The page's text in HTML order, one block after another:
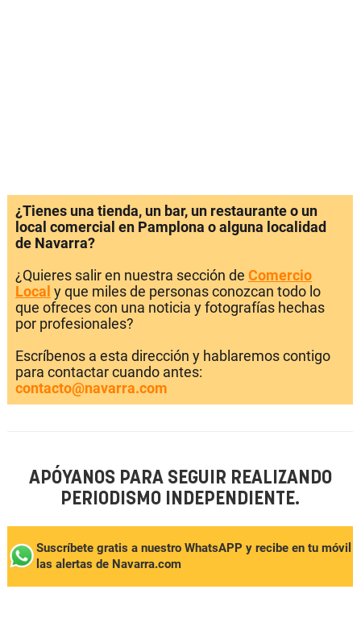
¿Tienes una tienda, un bar, un restaurante o un
local comercial en Pamplona o alguna localidad
de Navarra?
¿Quieres salir en nuestra sección de Comercio
Local y que miles de personas conozcan todo lo
que ofreces con una noticia y fotografías hechas
por profesionales?
Escríbenos a esta dirección y hablaremos contigo
para contactar cuando antes:
contacto@navarra.com
APÓYANOS PARA SEGUIR REALIZANDO
PERIODISMO INDEPENDIENTE.
Suscríbete gratis a nuestro WhatsAPP y recibe en tu móvil
las alertas de Navarra.com